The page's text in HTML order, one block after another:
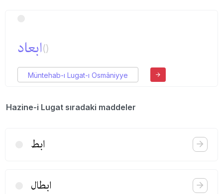
ابعاد()
Müntehab-ı Lugat-ı Osmâniyye
Hazine-i Lugat sıradaki maddeler
ابط
ابطال